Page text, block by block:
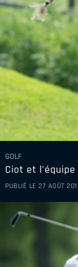
GOLF
Ciot et
PUBLIÉ LE 27 AOÛT